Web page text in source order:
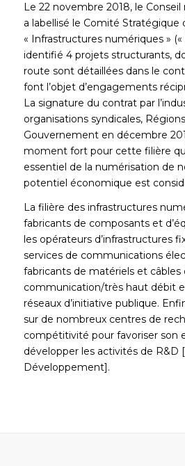
Le 22 novembre 2018, le Conseil
a labellisé le Comité Stratégique
« Infrastructures numériques » («
identifié 4 projets structurants,
route sont détaillées dans le
font l’objet d’engagements
La signature du contrat par
organisations syndicales,
Gouvernement en décembre
moment fort pour cette filière
essentiel de la numérisation de
potentiel économique est
La filière des infrastructures
fabricants de composants et
les opérateurs d’infrastructures
services de communications
fabricants de matériels et câbles
communication/très haut débit
réseaux d’initiative publique.
sur de nombreux centres de
compétitivité pour favoriser son
développer les activités de R&D
Développement].